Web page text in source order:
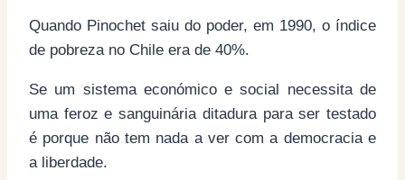
Quando Pinochet saiu do poder, em 1990, o índice
de pobreza no Chile era de 40%.
Se um sistema económico e social necessita de
uma feroz e sanguinária ditadura para ser testado
é porque não tem nada a ver com a democracia e
a liberdade.